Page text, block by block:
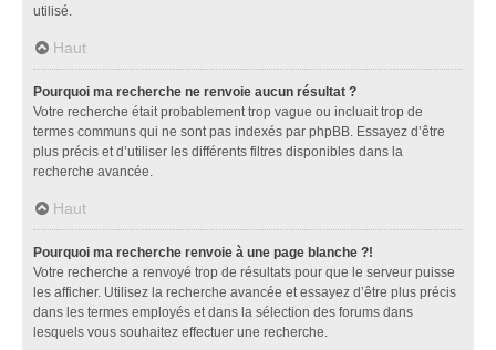
utilisé.
Haut
Pourquoi ma recherche ne renvoie aucun résultat ?
Votre recherche était probablement trop vague ou incluait trop de
termes communs qui ne sont pas indexés par phpBB. Essayez d’être
plus précis et d’utiliser les différents filtres disponibles dans la
recherche avancée.
Haut
Pourquoi ma recherche renvoie à une page blanche ?!
Votre recherche a renvoyé trop de résultats pour que le serveur puisse
les afficher. Utilisez la recherche avancée et essayez d’être plus précis
dans les termes employés et dans la sélection des forums dans
lesquels vous souhaitez effectuer une recherche.